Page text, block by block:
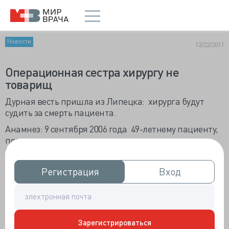
Регистрация
Регистрация Вход
Вход
Зарегистрироваться
Новости 12/22/2011
Операционная сестра хирургу не
товарищ
Дурная весть пришла из Липецка: хирурга будут
судить за смерть пациента.
Анамнез: 9 сентября 2006 года 49-летнему пациенту,
поступившему в медико-санитарную часть
"Свободный сокол" с диагнозом "острый
деструктивный аппендицит, местный перитонит"
проведено хирургическое вмешательство, на тот
момент совершенно адекватное.
В ноябре 2009
года